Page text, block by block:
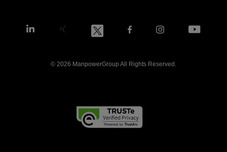
© 2026 ManpowerGroup All Rights Reserved.